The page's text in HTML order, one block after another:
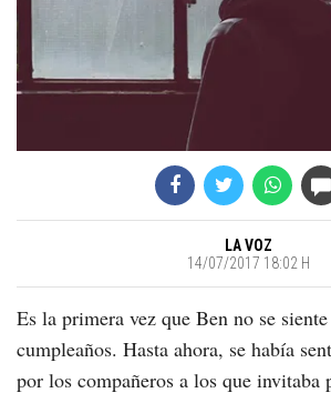
LA VOZ
14/07/2017 18:02 H
Es la primera vez que Ben no se
cumpleaños. Hasta ahora, se había
por los compañeros a los que invitaba